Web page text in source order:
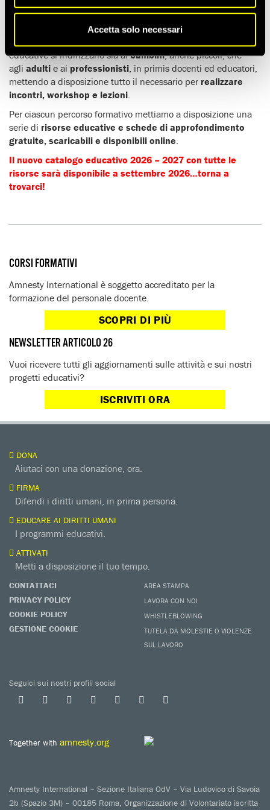
Accetta solo necessari
L’OFFERTA FORMATIVA COMPLETA
educazione ai diritti umani
educative si indirizzano sia aibambini, anche piccoli, che
agli adulti e ai professionisti , in primis docenti ed educatori,
mettendo a disposizione tutto il necessario per realizzare
incontri, workshop e lezioni
Per ciascun percorso formativo mettiamo a disposizione una
serie di risorse educative e schede di approfondimento
gratuite, scaricabili e disponibili online
Il nuovo catalogo educativo 2026 – 2027 con tutte le
risorse sarà disponibile a settembre 2026…torna a
trovarci!
CORSI FORMATIVI
Amnesty International è soggetto accreditato per la
formazione del personale docente.
SCOPRI DI PIÙ
NEWSLETTER ARTICOLO 26
Vuoi ricevere tutti gli aggiornamenti sulle attività e sui nostri
progetti educativi?
ISCRIVITI ORA
DONA
Aiutaci con una donazione, ora.
FIRMA
Difendi i diritti umani, in prima persona.
EDUCARE AI DIRITTI UMANI
I programmi educativi.
ATTIVATI
Metti a disposizione il tuo tempo.
CONTATTACI
PRIVACY POLICY
COOKIE POLICY
GESTIONE COOKIE
AREA STAMPA
LAVORA CON NOI
WHISTLEBLOWING
TUTELA DA MOLESTIE O VIOLENZE
SUL LAVORO
Seguici sui nostri profili social
Together with amnesty.org
Amnesty International – Sezione Italiana OdV – Via Ludovico di Savoia
2b (Spazio 3M) – 00185 Roma, Organizzazione di Volontariato iscritta